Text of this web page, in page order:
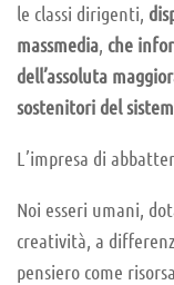
le classi dirigenti,
massmedia, che
dell’assoluta
sostenitori del
L’impresa di
Noi esseri umani,
creatività, a
pensiero come